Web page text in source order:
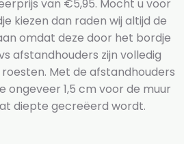
van €5,95. Mocht u voor
kiezen dan raden wij altijd de
omdat deze door het bordje
afstandhouders zijn volledig
roesten. Met de afstandhouders
1,5 cm voor de muur
diepte gecreëerd wordt.